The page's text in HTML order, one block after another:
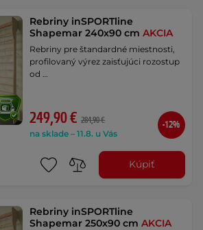
Rebriny inSPORTline
Shapemar 240x90 cmAKCIA
Rebriny pre štandardné miestnosti,
profilovaný výrez zaisťujúci rozostup
od …
249,90 € 284,90 €
na sklade – 11.8. u Vás
-12%
Kúpiť
Rebriny inSPORTline
Shapemar 250x90 cmAKCIA